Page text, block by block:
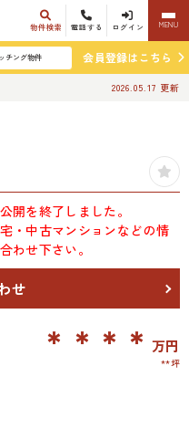
物件検索 電話する ログイン MENU
チング物件
会員登録はこちら
2026.05.17 更新
開を終了しました。
・中古マンションなどの情
わせ下さい。
せ
＊＊＊＊ 万円
**坪